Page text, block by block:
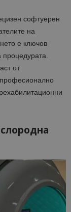
софтуерен
на
е ключов
процедурата.
от